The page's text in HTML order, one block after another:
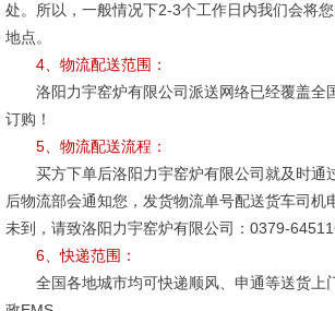
处。所以，一般情况下2-3个工作日内我们会将
地点。
4、物流配送范围：
洛阳力宇窑炉有限公司派送网络已经覆盖全国
订购！
5、物流配送流程：
买方下单后洛阳力宇窑炉有限公司就及时通
后物流部会通知您，发货物流单号配送货车司机
未到，请致洛阳力宇窑炉有限公司：0379-
6、快递范围：
全国各地城市均可快递顺风、申通等送货上